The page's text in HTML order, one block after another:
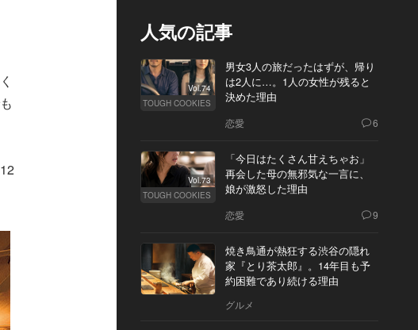
人気の記事
Vol.74
TOUGH COOKIES
男女3人の旅だったはずが、帰り
は2人に…。1人の女性が残ると
決めた理由
恋愛 6
Vol.73
TOUGH COOKIES
「今日はたくさん甘えちゃお」
再会した母の無邪気な一言に、
娘が激怒した理由
恋愛 9
焼き鳥通が熱狂する渋谷の隠れ
家『とり茶太郎』。14年目も予
約困難であり続ける理由
グルメ